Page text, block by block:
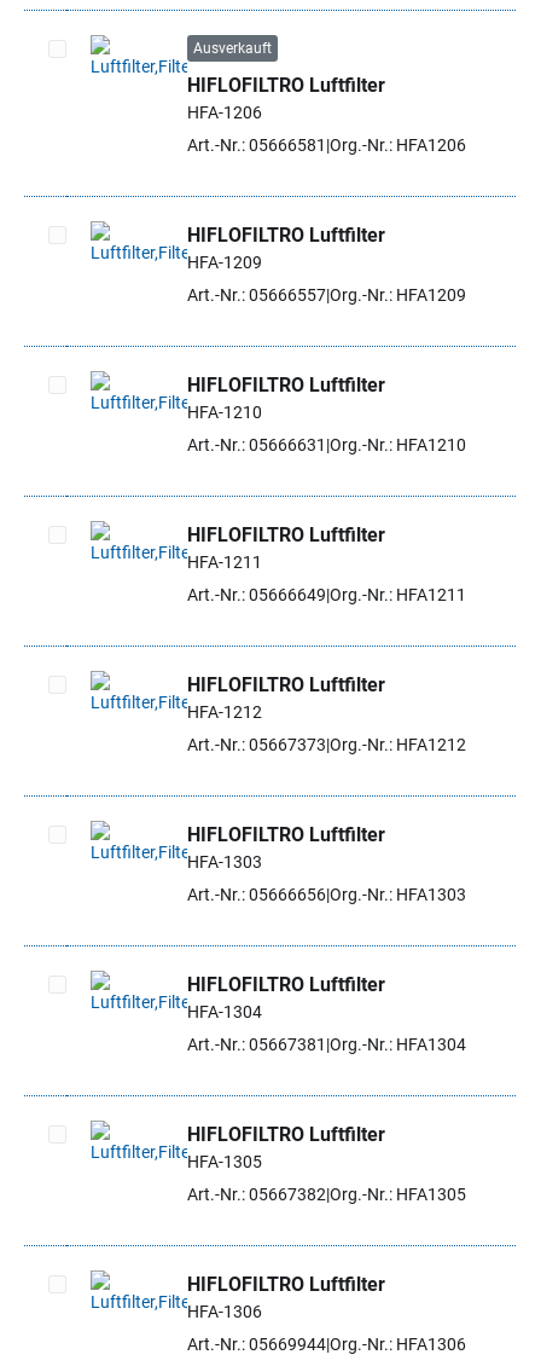
Artikel auswählen
Ausverkauft
HIFLOFILTRO Luftfilter
HFA-1206
Art.-Nr.: 05666581 Org.-Nr.: HFA1206
Artikel auswählen
HIFLOFILTRO Luftfilter
HFA-1209
Art.-Nr.: 05666557Org.-Nr.: HFA1209
Artikel auswählen
HIFLOFILTRO Luftfilter
HFA-1210
Art.-Nr.: 05666631 Org.-Nr.: HFA1210
Artikel auswählen
HIFLOFILTRO Luftfilter
HFA-1211
Art.-Nr.: 05666649 Org.-Nr.: HFA1211
Artikel auswählen
HIFLOFILTRO Luftfilter
HFA-1212
Art.-Nr.: 05667373 Org.-Nr.: HFA1212
Artikel auswählen
HIFLOFILTRO Luftfilter
HFA-1303
Art.-Nr.: 05666656Org.-Nr.: HFA1303
Artikel auswählen
HIFLOFILTRO Luftfilter
HFA-1304
Art.-Nr.: 05667381 Org.-Nr.: HFA1304
Artikel auswählen
HIFLOFILTRO Luftfilter
HFA-1305
Art.-Nr.: 05667382 Org.-Nr.: HFA1305
Artikel auswählen
HIFLOFILTRO Luftfilter
HFA-1306
Art.-Nr.: 05669944Org.-Nr.: HFA1306